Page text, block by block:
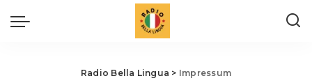
Radio Bella Lingua > Impressum